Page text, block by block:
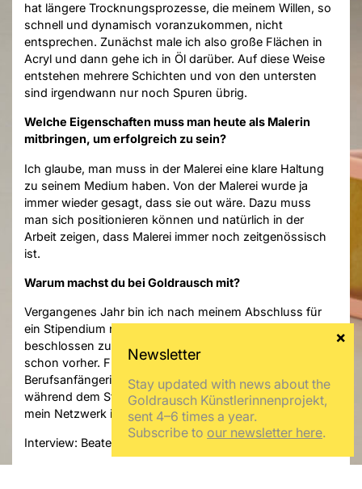
hat längere Trocknungsprozesse, die meinem Willen, so
schnell und dynamisch voranzukommen, nicht
entsprechen. Zunächst male ich also große Flächen in
Acryl und dann gehe ich in Öl darüber. Auf diese Weise
entstehen mehrere Schichten und von den untersten
sind irgendwann nur noch Spuren übrig.
Welche Eigenschaften muss man heute als Malerin
mitbringen, um erfolgreich zu sein?
Ich glaube, man muss in der Malerei eine klare Haltung
zu seinem Medium haben. Von der Malerei wurde ja
immer wieder gesagt, dass sie out wäre. Dazu muss
man sich positionieren können und natürlich in der
Arbeit zeigen, dass Malerei immer noch zeitgenössisch
ist.
Warum machst du bei Goldrausch mit?
Vergangenes Jahr bin ich nach meinem Abschluss für
ein Stipendium nach Berlin gekommen und habe
beschlossen zu bleiben. Das Programm kannte ich
schon vorher. Für mich ist es eine gute Möglichkeit, als
Berufsanfängerin Inhalte vermittelt zu bekommen, die
während dem Studium zu kurz kamen und natürlich
mein Netzwerk in Berlin zu stärken.
Interview: Beate Scheder Foto: Annekathrin Kohout
Stay updated with news about the
Goldrausch Künstlerinnenprojekt,
sent 4–6 times a year.
Subscribe to our newsletter here.